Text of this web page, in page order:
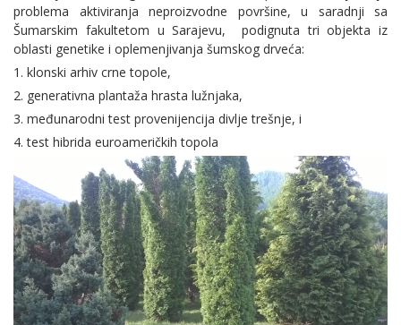
problema aktiviranja neproizvodne površine, u saradnji sa
Šumarskim fakultetom u Sarajevu, podignuta tri objekta iz
oblasti genetike i oplemenjivanja šumskog drveća:
1. klonski arhiv crne topole,
2. generativna plantaža hrasta lužnjaka,
3. međunarodni test provenijencija divlje trešnje, i
4. test hibrida euroameričkih topola